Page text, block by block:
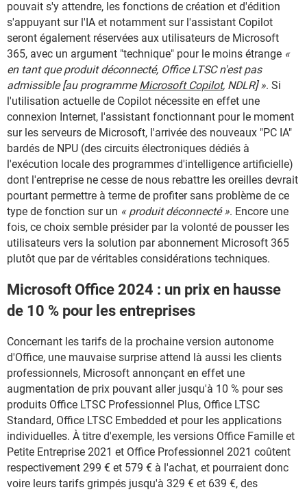
pouvait s'y attendre, les fonctions de création et d'édition
s'appuyant sur l'IA et notamment sur l'assistant Copilot
seront également réservées aux utilisateurs de Microsoft
365, avec un argument "technique" pour le moins étrange «
en tant que produit déconnecté, Office LTSC n'est pas
admissible [au programmeMicrosoft Copilot, NDLR] ». Si
l'utilisation actuelle de Copilot nécessite en effet une
connexion Internet, l'assistant fonctionnant pour le moment
sur les serveurs de Microsoft, l'arrivée des nouveaux "PC IA"
bardés de NPU (des circuits électroniques dédiés à
l'exécution locale des programmes d'intelligence artificielle)
dont l'entreprise ne cesse de nous rebattre les oreilles devrait
pourtant permettre à terme de profiter sans problème de ce
type de fonction sur un « produit déconnecté ». Encore une
fois, ce choix semble présider par la volonté de pousser les
utilisateurs vers la solution par abonnement Microsoft 365
plutôt que par de véritables considérations techniques.
Microsoft Office 2024 : un prix en hausse
de 10 % pour les entreprises
Concernant les tarifs de la prochaine version autonome
d'Office, une mauvaise surprise attend là aussi les clients
professionnels, Microsoft annonçant en effet une
augmentation de prix pouvant aller jusqu'à 10 % pour ses
produits Office LTSC Professionnel Plus, Office LTSC
Standard, Office LTSC Embedded et pour les applications
individuelles. À titre d'exemple, les versions Office Famille et
Petite Entreprise 2021 et Office Professionnel 2021 coûtent
respectivement 299 € et 579 € à l'achat, et pourraient donc
voire leurs tarifs grimpés jusqu'à 329 € et 639 €, des